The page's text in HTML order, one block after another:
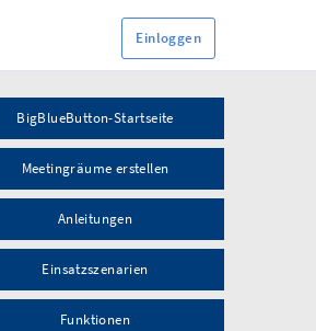
Einloggen
BigBlueButton-Startseite
Meeting­räume erstellen
Anleitungen
Einsatz­szenarien
Funktionen